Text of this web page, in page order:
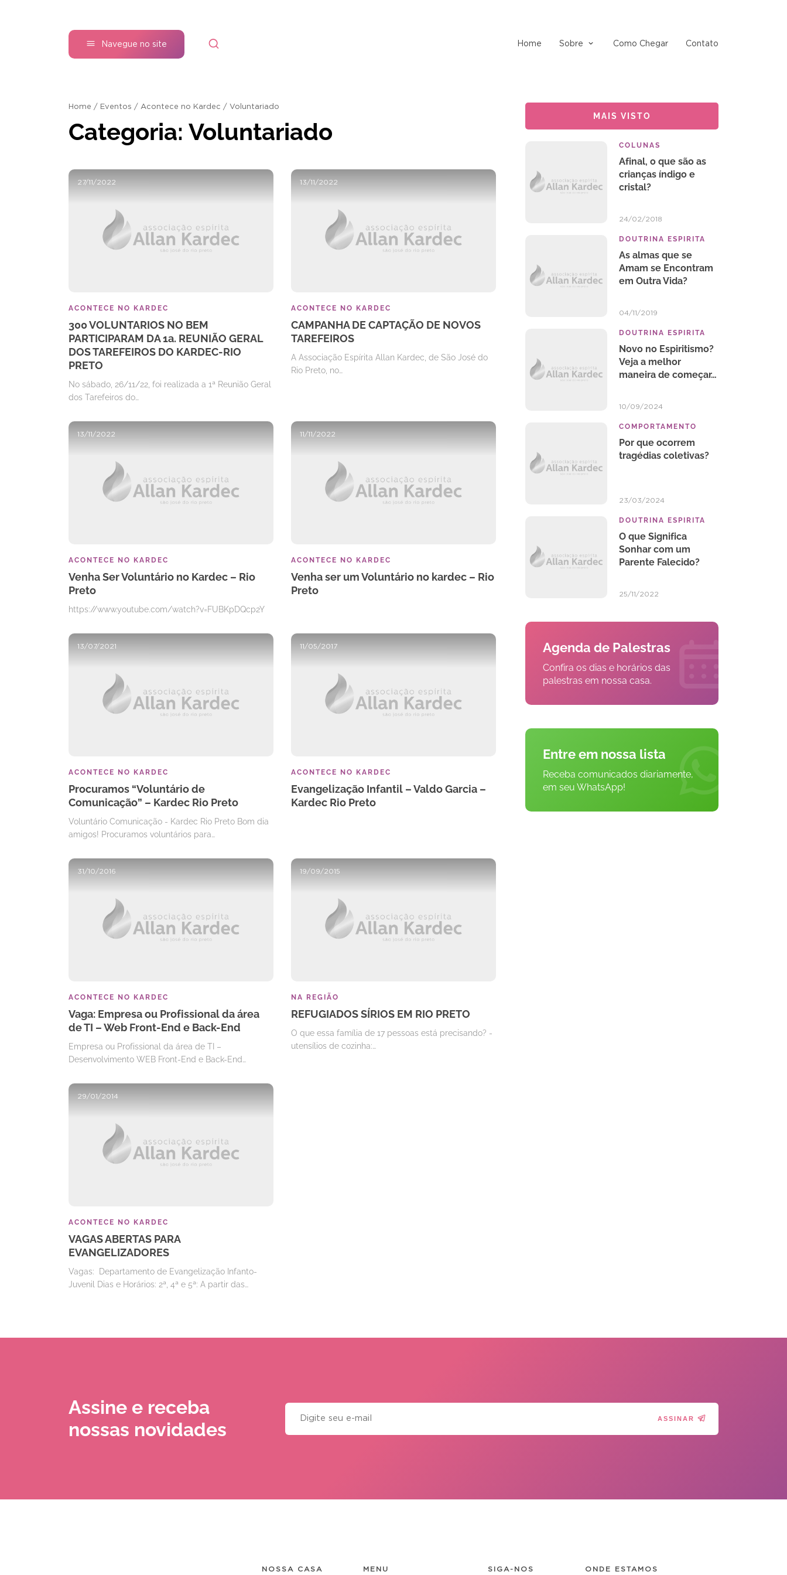
Navegue no site Home Sobre Como Chegar Contato
Home / Eventos / Acontece no Kardec / Voluntariado
Categoria: Voluntariado
27/11/2022
ACONTECE NO KARDEC
300 VOLUNTARIOS NO BEM
PARTICIPARAM DA 1a. REUNIÃO GERAL
DOS TAREFEIROS DO KARDEC-RIO
PRETO
No sábado, 26/11/22, foi realizada a 1ª Reunião Geral
dos Tarefeiros do…
13/11/2022
ACONTECE NO KARDEC
CAMPANHA DE CAPTAÇÃO DE NOVOS
TAREFEIROS
A Associação Espírita Allan Kardec, de São José do
Rio Preto, no…
13/11/2022
ACONTECE NO KARDEC
Venha Ser Voluntário no Kardec – Rio
Preto
https://www.youtube.com/watch?v=FUBKpDQcp2Y
11/11/2022
ACONTECE NO KARDEC
Venha ser um Voluntário no kardec – Rio
Preto
13/07/2021
ACONTECE NO KARDEC
Procuramos “Voluntário de
Comunicação” – Kardec Rio Preto
Voluntário Comunicação - Kardec Rio Preto Bom dia
amigos! Procuramos voluntários para…
11/05/2017
ACONTECE NO KARDEC
Evangelização Infantil – Valdo Garcia –
Kardec Rio Preto
31/10/2016
ACONTECE NO KARDEC
Vaga: Empresa ou Profissional da área
de TI – Web Front-End e Back-End
Empresa ou Profissional da área de TI –
Desenvolvimento WEB Front-End e Back-End…
19/09/2015
NA REGIÃO
REFUGIADOS SÍRIOS EM RIO PRETO
O que essa família de 17 pessoas está precisando? -
utensílios de cozinha:…
29/01/2014
ACONTECE NO KARDEC
VAGAS ABERTAS PARA
EVANGELIZADORES
Vagas: Departamento de Evangelização Infanto-
Juvenil Dias e Horários: 2ª, 4ª e 5ª: A partir das…
MAIS VISTO
COLUNAS
Afinal, o que são as
crianças índigo e
cristal?
24/02/2018
DOUTRINA ESPIRITA
As almas que se
Amam se Encontram
em Outra Vida?
04/11/2019
DOUTRINA ESPIRITA
Novo no Espiritismo?
Veja a melhor
maneira de começar…
10/09/2024
COMPORTAMENTO
Por que ocorrem
tragédias coletivas?
23/03/2024
DOUTRINA ESPIRITA
O que Significa
Sonhar com um
Parente Falecido?
25/11/2022
Agenda de Palestras
Confira os dias e horários das
palestras em nossa casa.
Entre em nossa lista
Receba comunicados diariamente,
em seu WhatsApp!
Assine e receba
nossas novidades
ASSINAR
NOSSA CASA MENU SIGA-NOS ONDE ESTAMOS